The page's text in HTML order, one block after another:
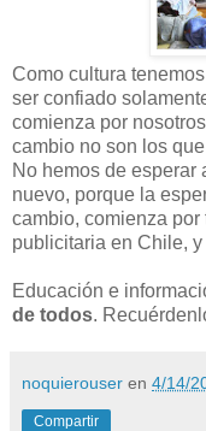
Como cultura
ser confiado
comienza por
cambio no son los
No hemos de esperar
nuevo, porque la
cambio, comienza
publicitaria en Chile,
Educación e
de todos.
noquierouser en 4/14/
Compartir